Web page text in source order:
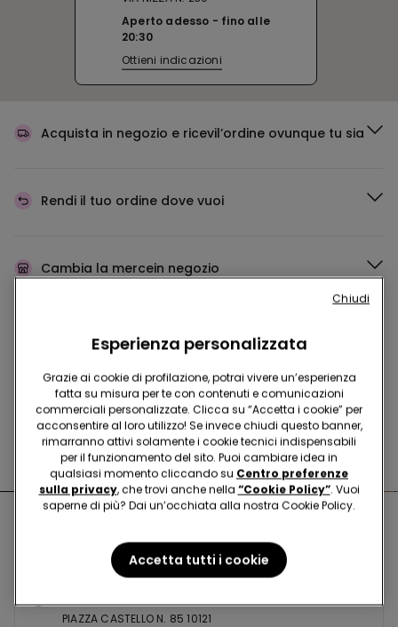
Aperto adesso
fino alle
20:30
Ottieni indicazioni
Acquista in negozio e ricevil’ordine ovunque tu sia
Rendi il tuo ordine dove vuoi
Cambia la mercein negozio
Programma FedeltàTEZENIS TALENT
Hai domande sulle misure di sicurezza nei nostri store?
Leggi le nostre FAQ
PIAZZA CASTELLO N. 85 10121
Esperienza personalizzata
Grazie ai cookie di profilazione, potrai vivere un’esperienza
fatta su misura per te con contenuti e comunicazioni
commerciali personalizzate. Clicca su “Accetta i cookie” per
acconsentire al loro utilizzo! Se invece chiudi questo banner,
rimarranno attivi solamente i cookie tecnici indispensabili
per il funzionamento del sito. Puoi cambiare idea in
qualsiasi momento cliccando su Centro preferenze
sulla privacy, che trovi anche nella “Cookie Policy”. Vuoi
saperne di più? Dai un’occhiata alla nostra Cookie Policy.
Accetta tutti i cookie
Chiudi